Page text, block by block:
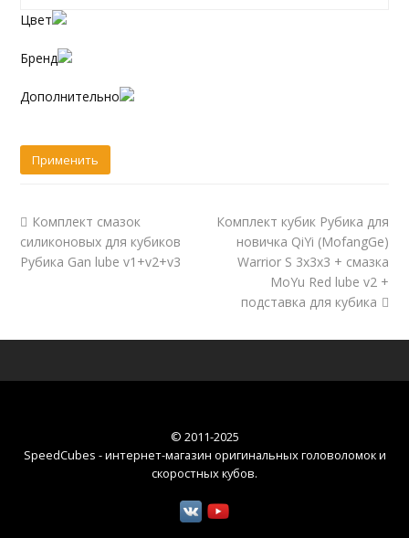
Цвет
Бренд
Дополнительно
Комплект смазок
силиконовых для кубиков
Рубика Gan lube v1+v2+v3
Комплект кубик Рубика для
новичка QiYi (MofangGe)
Warrior S 3x3x3 + смазка
MoYu Red lube v2 +
подставка для кубика
© 2011-2025
SpeedCubes - интернет-магазин оригинальных головоломок и
скоростных кубов.